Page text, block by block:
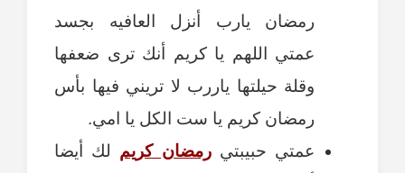
رمضان يارب أنزل العافيه بجسد
عمتي اللهم يا كريم أنك ترى ضعفها
وقلة حيلتها ياررب لا تريني فيها بأس
رمضان كريم يا ست الكل يا امي.
عمتي حبيبتيرمضان كريم لك أيضا